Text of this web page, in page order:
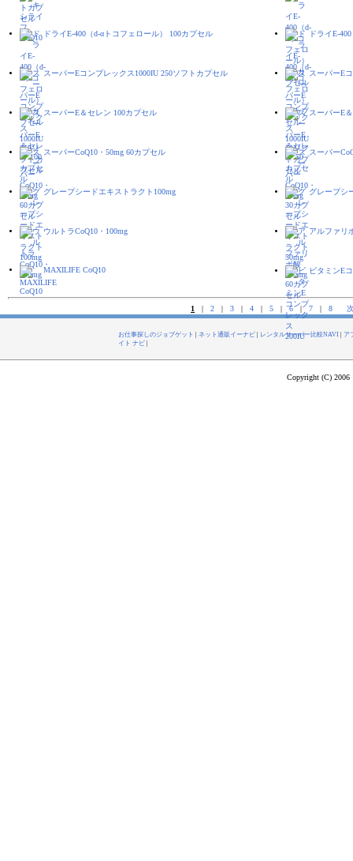
ドライE-400（d-αトコフェロール） 100カプセル ドライE-
スーパーEコンプレックス1000IU 250ソフトカプセル スーパーE
スーパーE＆セレン 100カプセル スーパーE
スーパーCoQ10・50mg 60カプセル スーパー
グレープシードエキストラクト100mg グレープシ
ウルトラCoQ10・100mg アルファリ
MAXILIFE CoQ10 ビタミンE
1 |2 |3 |4 |5 |6|7 |8
お仕事探しのジョブゲット ネット通販イーナビ レンタルサーバー比較NAVI
ア
イト ナビ
Copyright (C)